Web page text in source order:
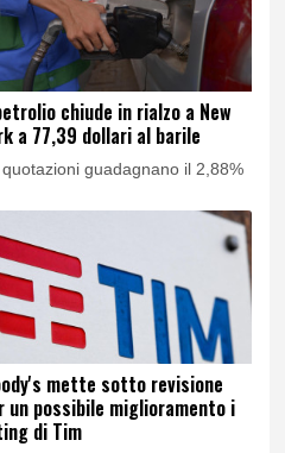
chiude in rialzo a New
a 77,39 dollari al barile
quotazioni guadagnano il 2,88%
mette sotto revisione
un possibile miglioramento i
di Tim